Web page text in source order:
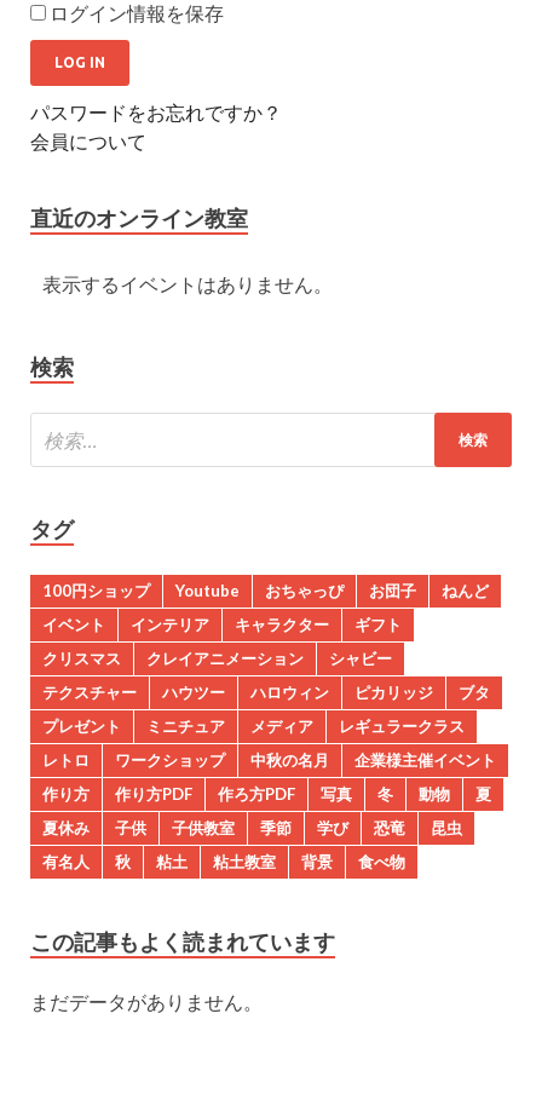
ログイン情報を保存
パスワードをお忘れですか？
会員について
直近のオンライン教室
表示するイベントはありません。
検索
タグ
100円ショップ Youtube おちゃっぴ お団子
ねんど
イベント
インテリア キャラクター
ギフト
クリスマス
クレイアニメーション
シャビー
テクスチャー
ハウツー ハロウィン ピカリッジ
ブタ
プレゼント
ミニチュア メディア
レギュラークラス
レトロ
ワークショップ 中秋の名月
企業様主催イベント
作り方
作り方PDF 作ろ方PDF 写真 冬 動物
夏
夏休み
子供 子供教室 季節 学び 恐竜
昆虫
有名人
秋 粘土 粘土教室 背景 食べ物
この記事もよく読まれています
まだデータがありません。